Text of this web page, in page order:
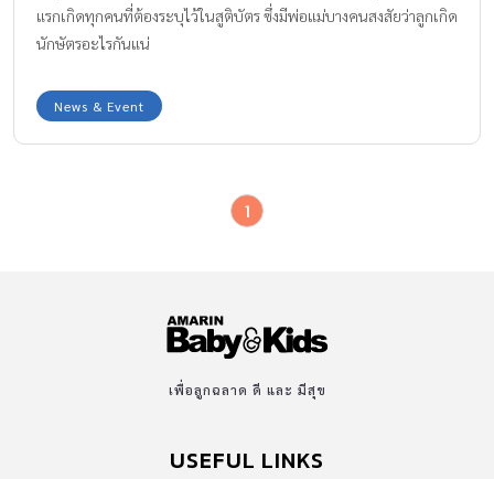
แรกเกิดทุกคนที่ต้องระบุไว้ในสูติบัตร ซึ่งมีพ่อแม่บางคนสงสัยว่าลูกเกิด
นักษัตรอะไรกันแน่
News & Event
1
เพื่อลูกฉลาด ดี และ มีสุข
USEFUL LINKS